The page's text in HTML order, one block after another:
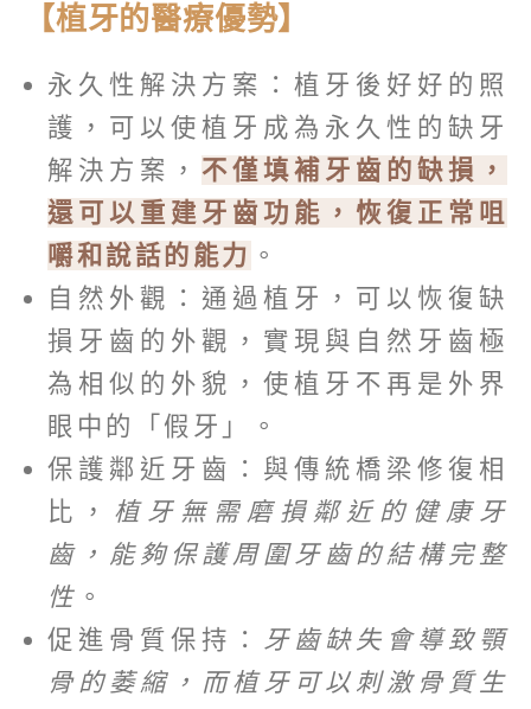
【植牙的醫療優勢】
永久性解決方案：植牙後好好的照
護，可以使植牙成為永久性的缺牙
解決方案， 不僅填補牙齒的缺損，
還可以重建牙齒功能，恢復正常咀
嚼和說話的能力 。
自然外觀：通過植牙，可以恢復缺
損牙齒的外觀，實現與自然牙齒極
為相似的外貌，使植牙不再是外界
眼中的「假牙」。
保護鄰近牙齒：與傳統橋梁修復相
比， 植牙無需磨損鄰近的健康牙
齒，能夠保護周圍牙齒的結構完整
性 。
促進骨質保持： 牙齒缺失會導致顎
骨的萎縮，而植牙可以刺激骨質生